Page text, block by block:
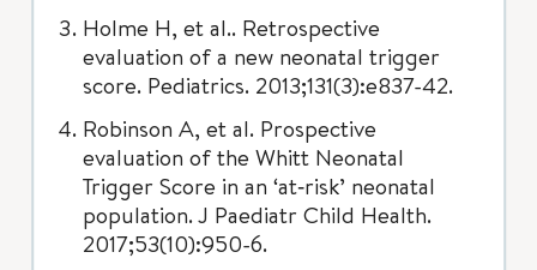
Holme H, et al.. Retrospective
evaluation of a new neonatal trigger
score. Pediatrics. 2013;131(3):e837-42.
Robinson A, et al. Prospective
evaluation of the Whitt Neonatal
Trigger Score in an ‘at‐risk’ neonatal
population. J Paediatr Child Health.
2017;53(10):950-6.